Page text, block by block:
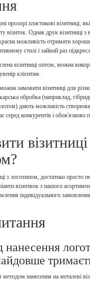
прозорі пластикові візитниці,
візиток. Однак друк візитниці з
можливість отримати
стилі і зайвий раз
візитниці оптом, можна
клієнтам.
замовити візитниці для різної
обробка (наприклад,
дають можливість
серед конкурентів і обов'язково
візитниці
з логотипом, достатньо просто
візитівок з нашого
індивідуального
нанесення
нанесення на металеві